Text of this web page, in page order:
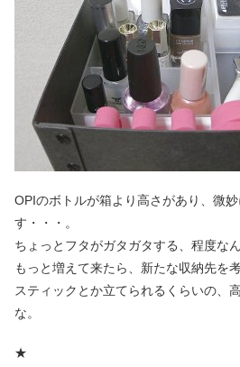
OPIのボトルが箱より高さがあり、微
す・・・。
ちょっとフタがガタガタする、程度な
もっと増えて来たら、新たな収納先を
スティックとか立てられるくらいの、
な。
★